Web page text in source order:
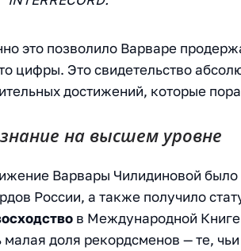
это позволило Варваре
цифры. Это свидетельство
достижений, которые
на высшем уровне
Варвары Чилидиновой
России, а также получило
в Международной Книге
доля рекордсменов — те,